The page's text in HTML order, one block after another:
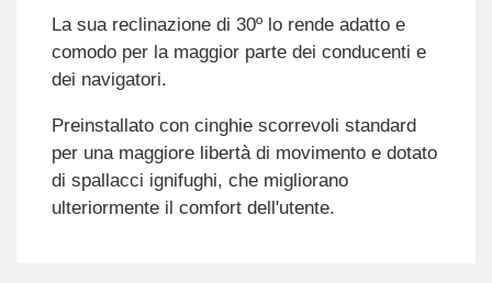
La sua reclinazione di 30º lo rende adatto e
comodo per la maggior parte dei conducenti e
dei navigatori.
Preinstallato con cinghie scorrevoli standard
per una maggiore libertà di movimento e dotato
di spallacci ignifughi, che migliorano
ulteriormente il comfort dell'utente.